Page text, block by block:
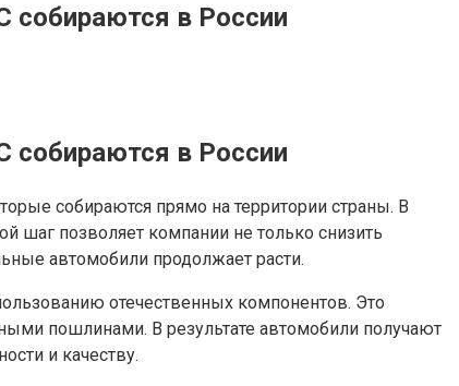
собираются в России
собираются в России
собираются прямо на территории страны. В
позволяет компании не только снизить
автомобили продолжает расти.
отечественных компонентов. Это
пошлинами. В результате автомобили получают
и качеству.